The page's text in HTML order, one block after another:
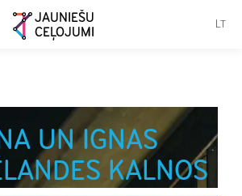
UN IGNAS
KALNOS
JAUNIEŠU
CEĻOJUMI
LT